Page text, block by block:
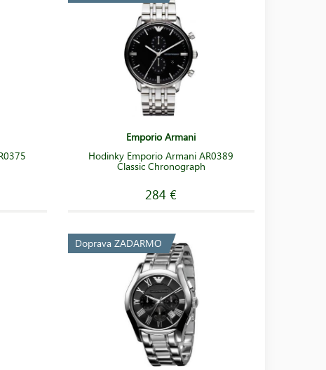
Emporio Armani
Hodinky Emporio Armani AR0389
Classic Chronograph
284 €
Doprava ZADARMO